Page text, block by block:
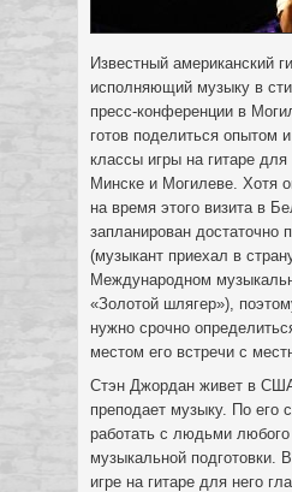
Известный американский
исполняющий музыку в
пресс-конференции в
готов поделиться опытом
классы игры на гитаре
Минске и Могилеве. Хотя
на время этого визита в
запланирован достаточно
(музыкант приехал в
Международном
«Золотой шлягер»),
нужно срочно
местом его встречи с
Стэн Джордан живет в
преподает музыку. По его
работать с людьми
музыкальной подготовки.
игре на гитаре для него